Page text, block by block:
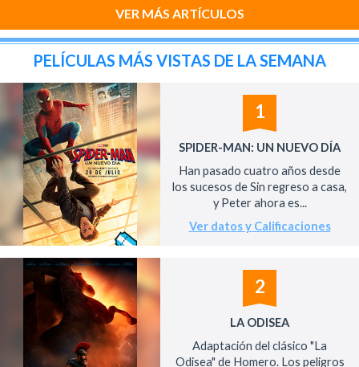
VER MÁS ARTÍCULOS
PELÍCULAS MÁS VISTAS DE LA SEMANA
1
SPIDER-MAN: UN NUEVO DÍA
Han pasado cuatro años desde
los sucesos de Sin regreso a casa,
y Peter ahora es...
Ver datos y Calificaciones
2
LA ODISEA
Adaptación del clásico "La
Odisea" de Homero. Los peligros